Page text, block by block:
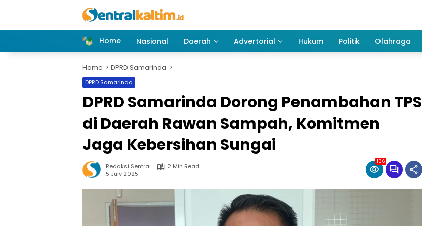
Home
Nasional Daerah Advertorial Hukum Politik Olahraga
Home DPRD Samarinda
DPRD Samarinda
DPRD Samarinda Dorong Penambahan TPS
di Daerah Rawan Sampah, Komitmen
Jaga Kebersihan Sungai
Redaksi Sentral
2 Min Read
5 July 2025
136